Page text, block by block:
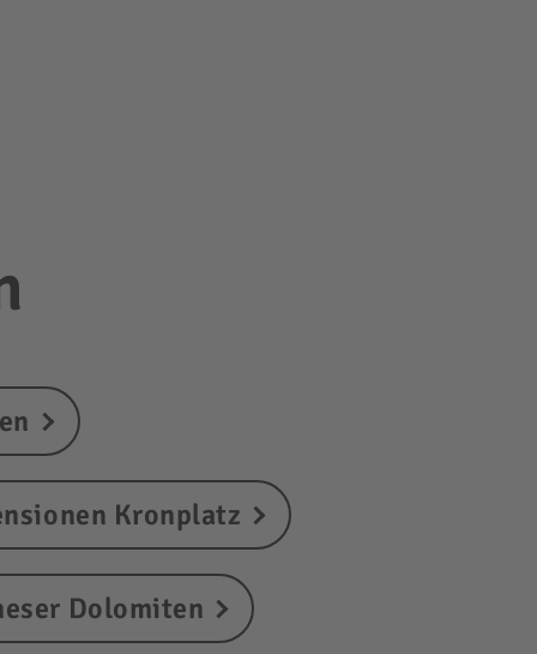
Kronplatz
Dolomiten